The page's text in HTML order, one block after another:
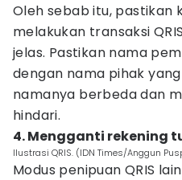
Oleh sebab itu,
melakukan transaksi
jelas. Pastikan nama
dengan nama pihak
namanya berbeda dan
hindari.
4. Mengganti rekening
Ilustrasi QRIS. (IDN Times/Anggun
Modus penipuan QRIS